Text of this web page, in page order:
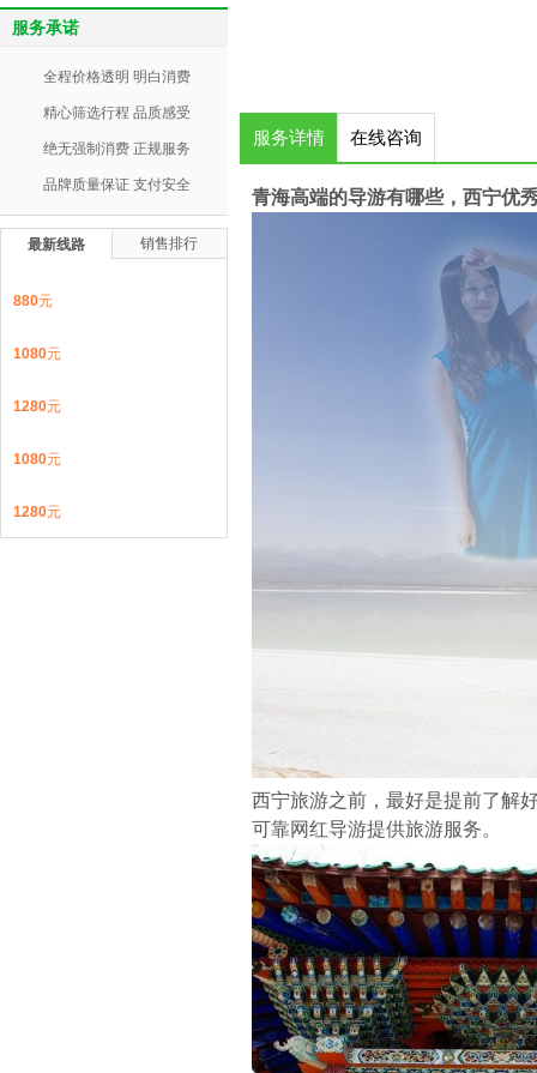
服务详情 在线咨询
青海高端的导游有哪些，西宁优
西宁旅游之前，最好是提前了解
可靠网红导游提供旅游服务。
服务承诺
全程价格透明 明白消费
精心筛选行程 品质感受
绝无强制消费 正规服务
品牌质量保证 支付安全
最新线路 销售排行
880元
1080元
1280元
1080元
1280元